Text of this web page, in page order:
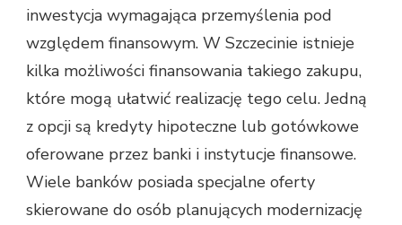
inwestycja wymagająca przemyślenia pod
względem finansowym. W Szczecinie istnieje
kilka możliwości finansowania takiego zakupu,
które mogą ułatwić realizację tego celu. Jedną
z opcji są kredyty hipoteczne lub gotówkowe
oferowane przez banki i instytucje finansowe.
Wiele banków posiada specjalne oferty
skierowane do osób planujących modernizację